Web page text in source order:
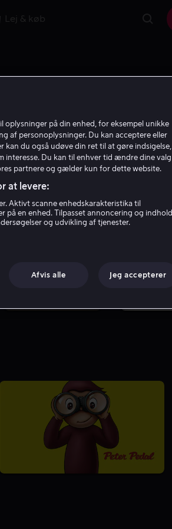
Lej & køb
oplysninger på din enhed, for eksempel unikke
af personoplysninger. Du kan acceptere eller
kan du også udøve din ret til at gøre indsigelse,
interesse. Du kan til enhver tid ændre dine valg
partnere og gælder kun for dette website.
at levere:
Aktivt scanne enhedskarakteristika til
en enhed. Tilpasset annoncering og indhold,
og udvikling af tjenester.
Afvis alle Jeg accepterer